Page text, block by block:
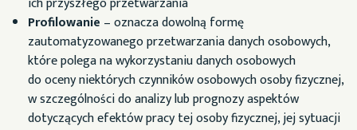
Profilowanie – oznacza dowolną formę
zautomatyzowanego przetwarzania danych osobowych,
które polega na wykorzystaniu danych osobowych
do oceny niektórych czynników osobowych osoby fizycznej,
w szczególności do analizy lub prognozy aspektów
dotyczących efektów pracy tej osoby fizycznej, jej sytuacji